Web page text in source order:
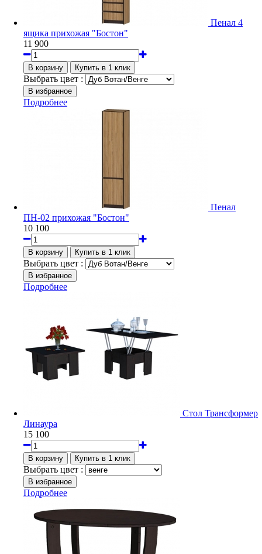
Пенал 4
ящика прихожая "Бостон"
11 900
Выбрать цвет :
Подробнее
Пенал
ПН-02 прихожая "Бостон"
10 100
Выбрать цвет :
Подробнее
Стол Трансформер
Линаура
15 100
Выбрать цвет :
Подробнее